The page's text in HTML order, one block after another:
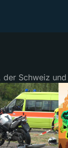
der Schweiz